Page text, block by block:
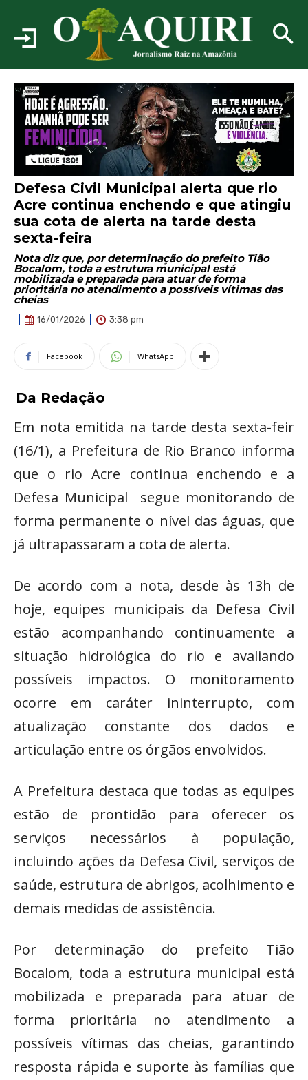
Defesa Civil Municipal alerta que rio
Acre continua enchendo e que atingiu
sua cota de alerta na tarde desta
sexta-feira
Nota diz que, por determinação do prefeito Tião
Bocalom, toda a estrutura municipal está
mobilizada e preparada para atuar de forma
prioritária no atendimento a possíveis vítimas das
cheias
16/01/2026 3:38 pm
Facebook WhatsApp
Da Redação
Em nota emitida na tarde desta sexta-feir
(16/1), a Prefeitura de Rio Branco informa
que o rio Acre continua enchendo e a
Defesa Municipal segue monitorando de
forma permanente o nível das águas, que
já ultrapassaram a cota de alerta.
De acordo com a nota, desde às 13h de
hoje, equipes municipais da Defesa Civil
estão acompanhando continuamente a
situação hidrológica do rio e avaliando
possíveis impactos. O monitoramento
ocorre em caráter ininterrupto, com
atualização constante dos dados e
articulação entre os órgãos envolvidos.
A Prefeitura destaca que todas as equipes
estão de prontidão para oferecer os
serviços necessários à população,
incluindo ações da Defesa Civil, serviços de
saúde, estrutura de abrigos, acolhimento e
demais medidas de assistência.
Por determinação do prefeito Tião
Bocalom, toda a estrutura municipal está
mobilizada e preparada para atuar de
forma prioritária no atendimento a
possíveis vítimas das cheias, garantindo
resposta rápida e suporte às famílias que